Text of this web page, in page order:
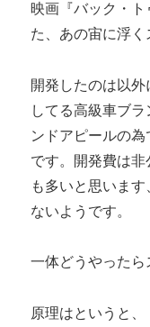
映画『バック・
た、あの宙に浮く
開発したのは以
してる高級車ブ
ンドアピールの
です。開発費は非
も多いと思いま
ないようです。
一体どうやったら
原理はというと